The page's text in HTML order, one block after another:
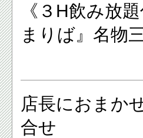
本格イタリア
の他一品料理
舌鼓をうって
《３H飲み放
まりば』名物
店長におまか
合せ